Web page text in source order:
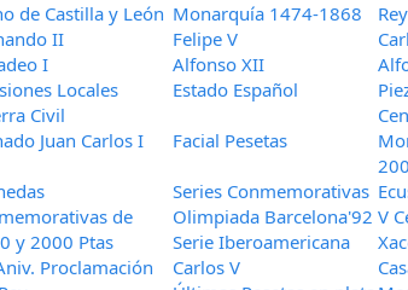
de Castilla y León Monarquía 1474-1868
II
Felipe V
I Alfonso XII
Locales
Civil
Estado Español
Juan Carlos I Facial Pesetas
de
y 2000 Ptas
Series Conmemorativas
Olimpiada Barcelona'92 V
Serie Iberoamericana
Proclamación
Carlos V